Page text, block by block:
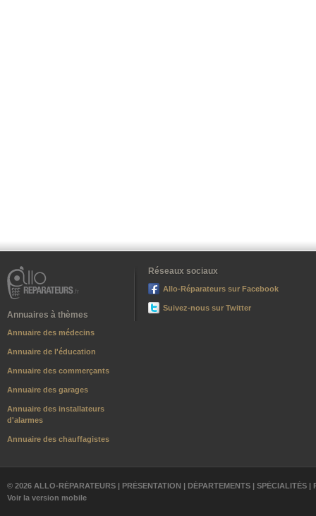
Annuaires à thèmes
Annuaire des médecins
Annuaire de l'éducation
Annuaire des commerçants
Annuaire des garages
Annuaire des installateurs
d'alarmes
Annuaire des chauffagistes
Réseaux sociaux
Allo-Réparateurs sur Facebook
Suivez-nous sur Twitter
© 2026 ALLO-RÉPARATEURS | PRÉSENTATION | DÉPARTEMENTS | SPÉCIALITÉS |
Voir la version mobile